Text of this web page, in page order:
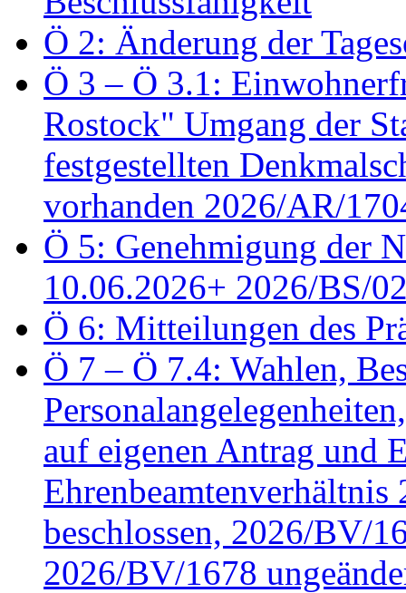
Ö 2: Änderung der
Ö 3 – Ö 3.1:
Rostock" Umgang der
festgestellten
vorhanden 2026/AR/
Ö 5: Genehmigung der
10.06.2026+ 2026/BS/
Ö 6: Mitteilungen des
Ö 7 – Ö 7.4: Wahlen,
auf eigenen Antrag und
beschlossen, 2026/BV/
2026/BV/1678